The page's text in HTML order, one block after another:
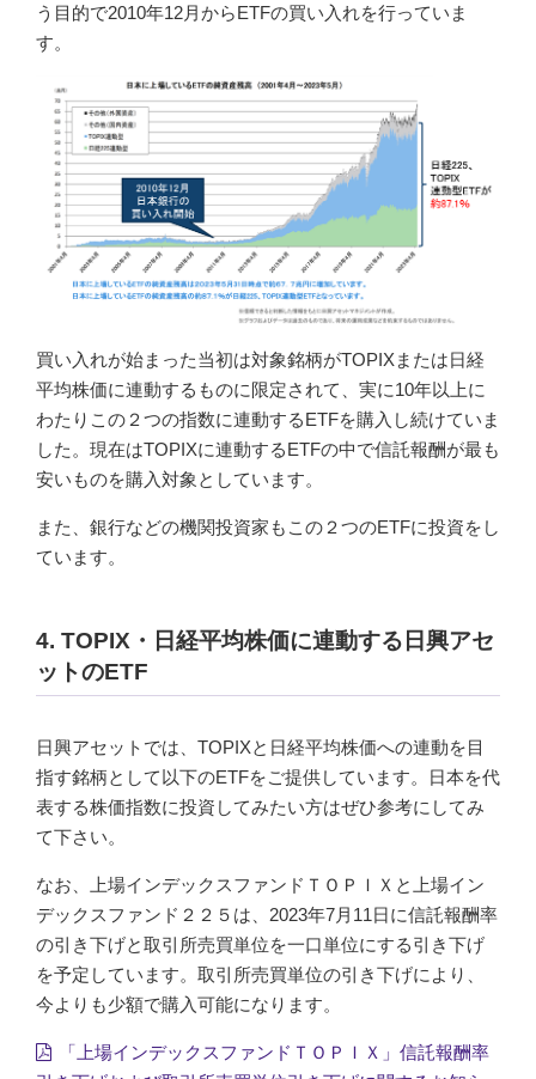
う目的で2010年12月からETFの買い入れを行っていま
す。
買い入れが始まった当初は対象銘柄がTOPIXまたは日経
平均株価に連動するものに限定されて、実に10年以上に
わたりこの２つの指数に連動するETFを購入し続けていま
した。現在はTOPIXに連動するETFの中で信託報酬が最も
安いものを購入対象としています。
また、銀行などの機関投資家もこの２つのETFに投資をし
ています。
4. TOPIX・日経平均株価に連動する日興アセ
ットのETF
日興アセットでは、TOPIXと日経平均株価への連動を目
指す銘柄として以下のETFをご提供しています。日本を代
表する株価指数に投資してみたい方はぜひ参考にしてみ
て下さい。
なお、上場インデックスファンドＴＯＰＩＸと上場イン
デックスファンド２２５は、2023年7月11日に信託報酬率
の引き下げと取引所売買単位を一口単位にする引き下げ
を予定しています。取引所売買単位の引き下げにより、
今よりも少額で購入可能になります。
「上場インデックスファンドＴＯＰＩＸ」信託報酬率